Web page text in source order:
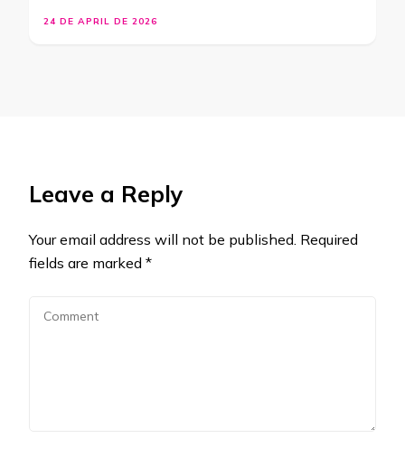
24 DE APRIL DE 2026
Leave a Reply
Your email address will not be published. Required
fields are marked *